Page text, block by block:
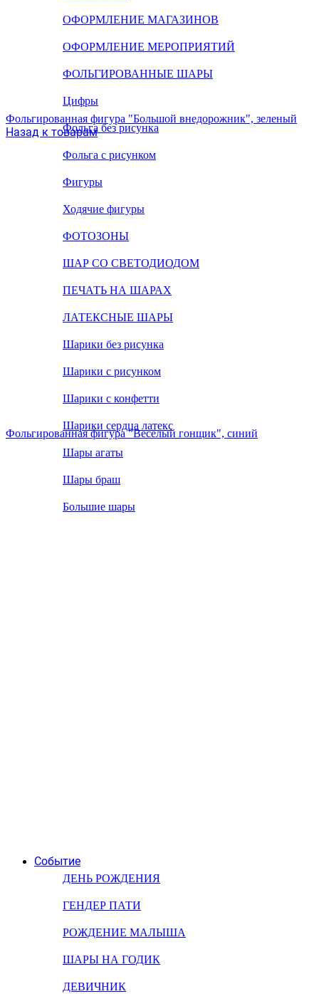
ОФОРМЛЕНИЕ МАГАЗИНОВ
ОФОРМЛЕНИЕ МЕРОПРИЯТИЙ
ФОЛЬГИРОВАННЫЕ ШАРЫ
Цифры
Фольга без рисунка
Фольга с рисунком
Фигуры
Ходячие фигуры
ФОТОЗОНЫ
ШАР СО СВЕТОДИОДОМ
ПЕЧАТЬ НА ШАРАХ
ЛАТЕКСНЫЕ ШАРЫ
Шарики без рисунка
Шарики с рисунком
Шарики с конфетти
Шарики сердца латекс
Шары агаты
Шары браш
Большие шары
Событие
ДЕНЬ РОЖДЕНИЯ
ГЕНДЕР ПАТИ
РОЖДЕНИЕ МАЛЫША
ШАРЫ НА ГОДИК
ДЕВИЧНИК
Фольгированная фигура "Большой внедорожник", зеленый
Назад к товарам
Фольгированная фигура "Весёлый гонщик", синий